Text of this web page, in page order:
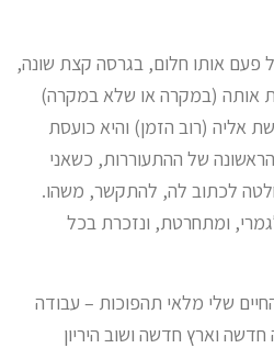
פעם אותו חלום, בגרסה קצת שונה,
אותה (במקרה או שלא במקרה)
אליה (רוב הזמן) והיא כועסת
של ההתעוררות, כשאני
לכתוב לה, להתקשר, משהו.
ומתחרטת, ונזכרת בכל
שלי מלאי תהפוכות – עבודה
חדשה וארץ חדשה ושוב היריון